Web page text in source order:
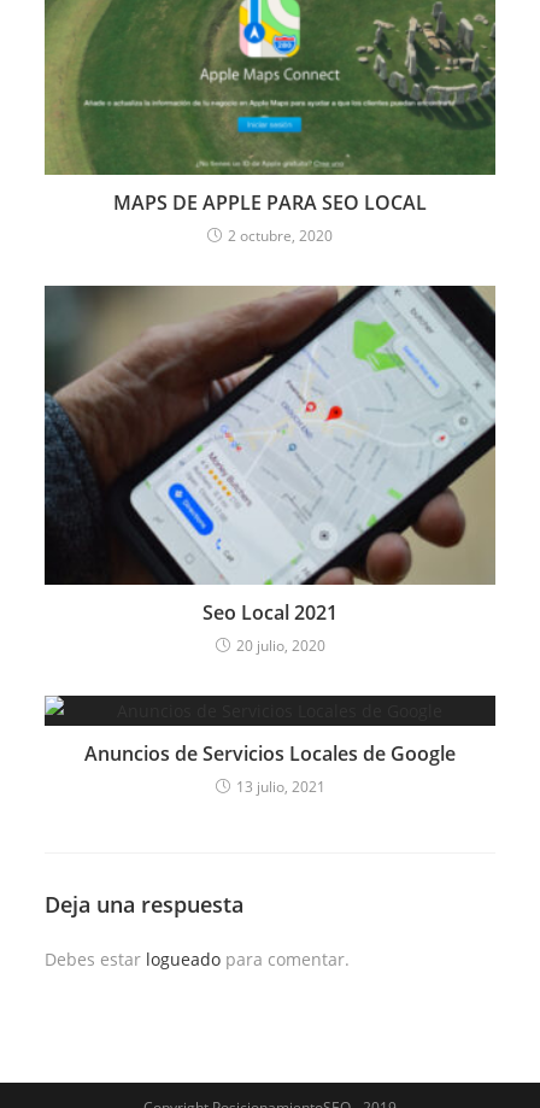
MAPS DE APPLE PARA SEO LOCAL
2 octubre, 2020
Seo Local 2021
20 julio, 2020
Anuncios de Servicios Locales de Google
13 julio, 2021
Deja una respuesta
Debes estar logueado para comentar.